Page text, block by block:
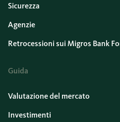
Sicurezza
Agenzie
Retrocessioni sui Migros Bank
Guida
Valutazione del mercato
Investimenti